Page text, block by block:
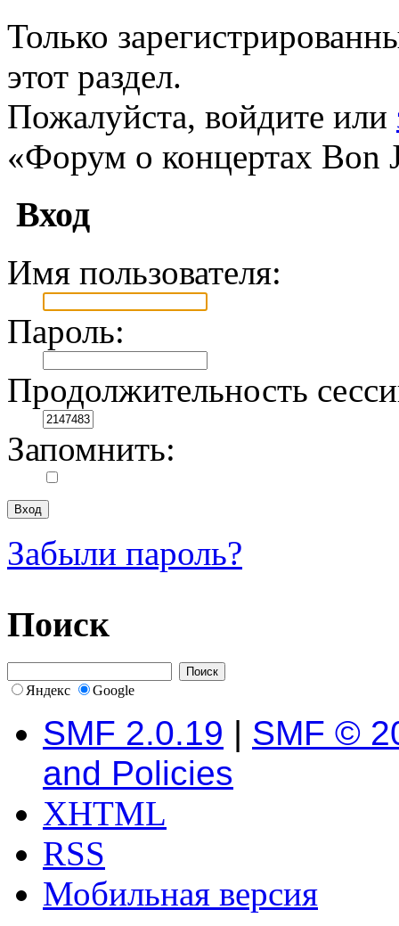
Только
этот раздел.
Пожалуйста, войдите или
«Форум о концертах Bon
Вход
Имя пользователя:
Пароль:
Продолжительность
Запомнить:
Забыли пароль?
Поиск
Яндекс Google
SMF 2.0.19 | SMF ©
and Policies
XHTML
RSS
Мобильная версия